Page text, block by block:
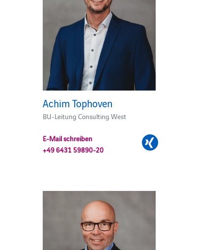
Achim Tophoven
BU-Leitung Consulting West
E-Mail schreiben
+49 6431 59890-20